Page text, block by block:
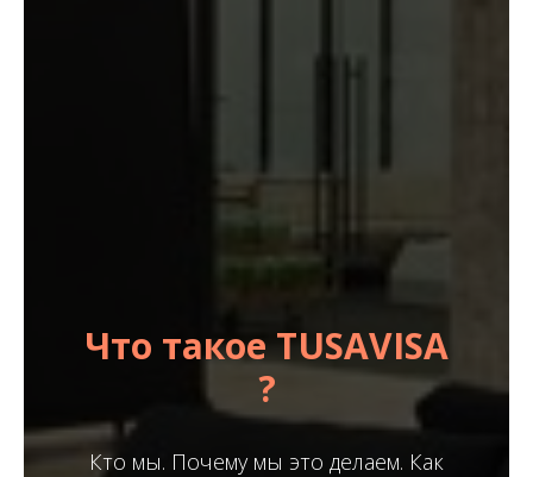
Что такое TUSAVISA
?
Кто мы. Почему мы это делаем. Как